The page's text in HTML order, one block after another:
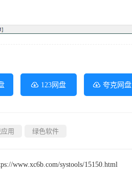
123网盘 夸克网盘
用 绿色软件
www.xc6b.com/systools/15150.html